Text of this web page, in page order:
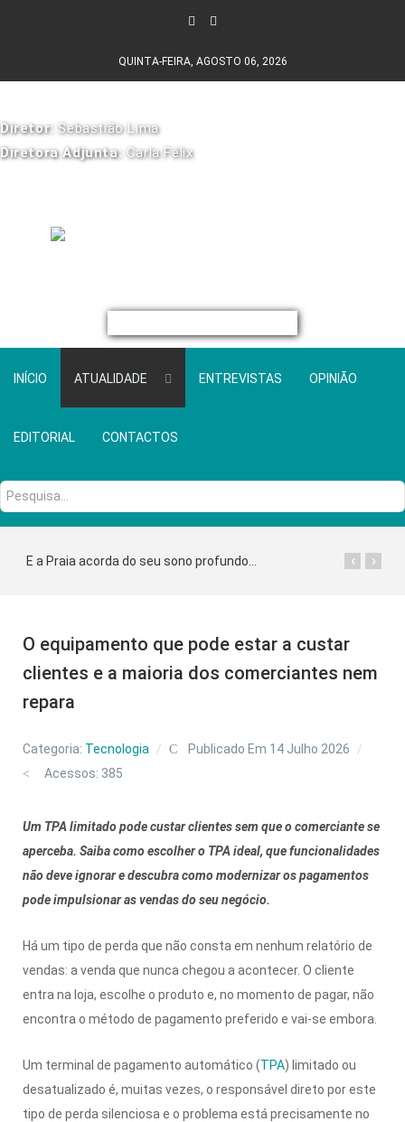
QUINTA-FEIRA, AGOSTO 06, 2026
Diretor: Sebastião Lima
Diretora Adjunta: Carla Félix
INÍCIO ATUALIDADE ENTREVISTAS OPINIÃO
EDITORIAL CONTACTOS
Pesquisa...
E a Praia acorda do seu sono profundo... ›
‹
O equipamento que pode estar a custar
clientes e a maioria dos comerciantes nem
repara
Categoria: Tecnologia
Publicado Em 14 Julho 2026
Acessos: 385
Um TPA limitado pode custar clientes sem que o comerciante se
aperceba. Saiba como escolher o TPA ideal, que funcionalidades
não deve ignorar e descubra como modernizar os pagamentos
pode impulsionar as vendas do seu negócio.
Há um tipo de perda que não consta em nenhum relatório de
vendas: a venda que nunca chegou a acontecer. O cliente
entra na loja, escolhe o produto e, no momento de pagar, não
encontra o método de pagamento preferido e vai-se embora.
Um terminal de pagamento automático (TPA) limitado ou
desatualizado é, muitas vezes, o responsável direto por este
tipo de perda silenciosa e o problema está precisamente no